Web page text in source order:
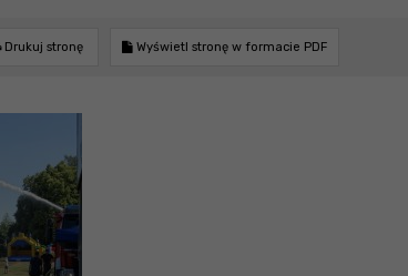
Drukuj stronę Wyświetl stronę w formacie PDF